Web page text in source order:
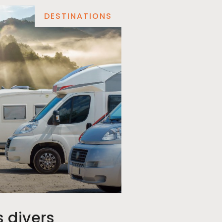
DESTINATIONS